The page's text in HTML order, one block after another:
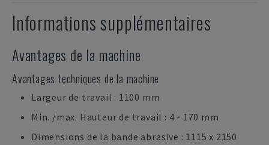
Informations supplémentaires
Avantages de la machine
Avantages techniques de la machine
Largeur de travail : 1100 mm
Min. /max. Hauteur de travail : 4 - 170 mm
Dimensions de la bande abrasive : 1115 x 2150